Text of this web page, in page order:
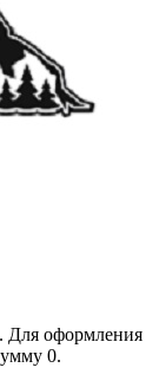
Для оформления
0.